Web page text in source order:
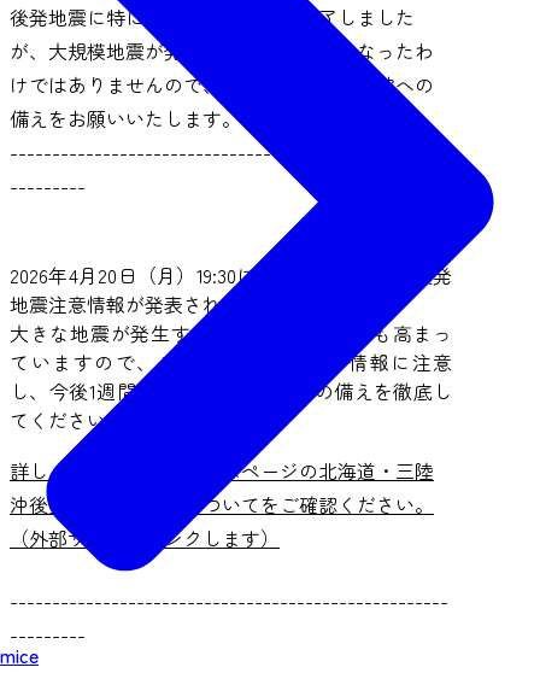
mice
後発地震に特に注意すべき期間は終了しました
が、大規模地震が発生する可能性がなくなったわ
けではありませんので、引き続き地震・津波への
備えをお願いいたします。
----------------------------------------------------
---------
2026年4月20日（月）19:30に、北海道・三陸沖後発
地震注意情報が発表されました。
大きな地震が発生する可能性が通常よりも高まっ
ていますので、テレビ・ラジオ等の情報に注意
し、今後1週間程度、地震や津波への備えを徹底し
てください。
詳しくは仙台市公式ホームページの北海道・三陸
沖後発地震注意情報についてをご確認ください。
（外部サイトへリンクします）
----------------------------------------------------
---------